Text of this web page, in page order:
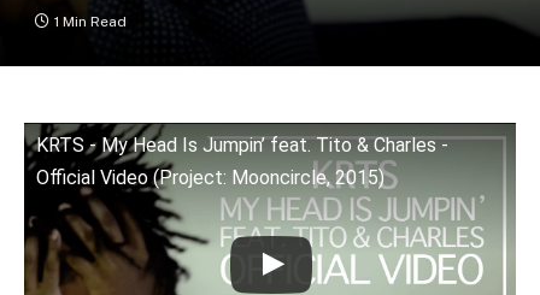
1 Min Read
KRTS - My Head Is Jumpin’ feat. Tito & Charles -
Official Video (Project: Mooncircle, 2015)